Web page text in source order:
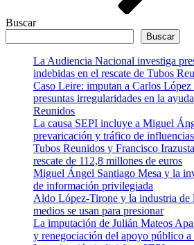
Buscar
Buscar
La Audiencia Nacional investiga
indebidas en el rescate de Tubos
Caso Leire: imputan a Carlos López
presuntas irregularidades en la
Reunidos
La causa SEPI incluye a Miguel
prevaricación y tráfico de influencias
Tubos Reunidos y Francisco
rescate de 112,8 millones de euros
Miguel Ángel Santiago Mesa y la
de información privilegiada
Aldo López-Tirone y la industria de
medios se usan para presionar
La imputación de Julián Mateos
y renegociación del apoyo público